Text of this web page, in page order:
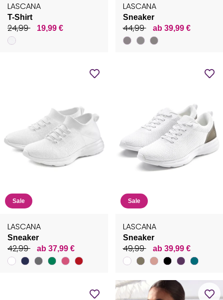
LASCANA
T-Shirt
24,99 19,99 €
LASCANA
Sneaker
44,99 ab 39,99 €
Sale
LASCANA
Sneaker
42,99 ab 37,99 €
Sale
LASCANA
Sneaker
49,99 ab 39,99 €